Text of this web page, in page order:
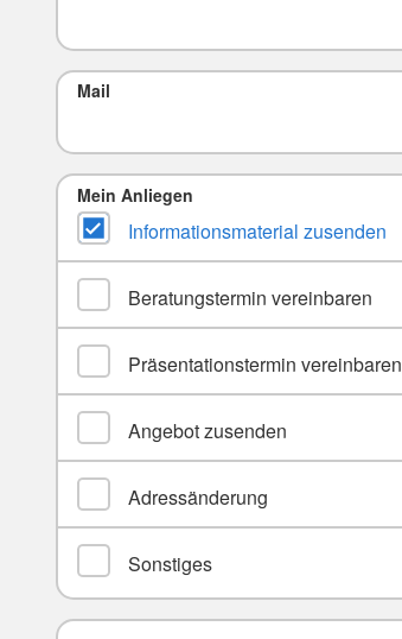
Mail
Mein Anliegen
Informationsmaterial zusenden
Beratungstermin vereinbaren
Präsentationstermin vereinbaren
Angebot zusenden
Adressänderung
Sonstiges